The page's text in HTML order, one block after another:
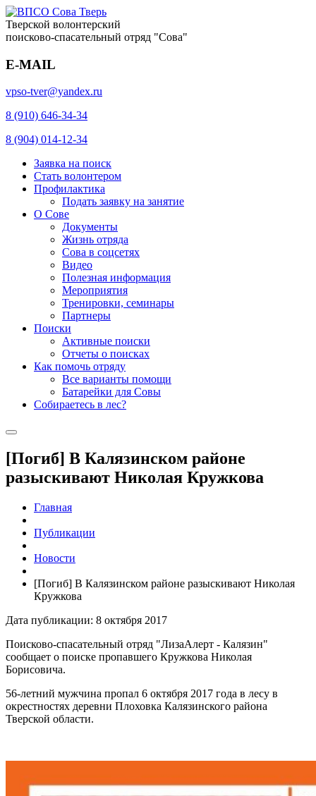
Тверской волонтерский
поисково-спасательный отряд "Сова"
E-MAIL
vpso-tver@yandex.ru
8 (910) 646-34-34
8 (904) 014-12-34
Заявка на поиск
Стать волонтером
Профилактика
Подать заявку на занятие
О Сове
Документы
Жизнь отряда
Сова в соцсетях
Видео
Полезная информация
Мероприятия
Тренировки, семинары
Партнеры
Поиски
Активные поиски
Отчеты о поисках
Как помочь отряду
Все варианты помощи
Батарейки для Совы
Собираетесь в лес?
[Погиб] В Калязинском районе
разыскивают Николая Кружкова
Главная
Публикации
Новости
[Погиб] В Калязинском районе разыскивают Николая
Кружкова
Дата публикации: 8 октября 2017
Поисково-спасательный отряд "ЛизаАлерт - Калязин"
сообщает о поиске пропавшего Кружкова Николая
Борисовича.
56-летний мужчина пропал 6 октября 2017 года в лесу в
окрестностях деревни Плоховка Калязинского района
Тверской области.